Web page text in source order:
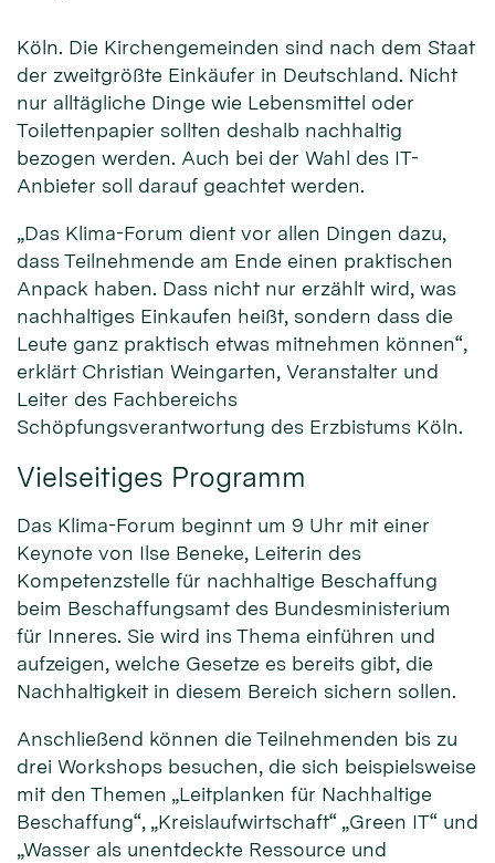
Köln. Die Kirchengemeinden sind nach dem Staat
der zweitgrößte Einkäufer in Deutschland. Nicht
nur alltägliche Dinge wie Lebensmittel oder
Toilettenpapier sollten deshalb nachhaltig
bezogen werden. Auch bei der Wahl des IT-
Anbieter soll darauf geachtet werden.
„Das Klima-Forum dient vor allen Dingen dazu,
dass Teilnehmende am Ende einen praktischen
Anpack haben. Dass nicht nur erzählt wird, was
nachhaltiges Einkaufen heißt, sondern dass die
Leute ganz praktisch etwas mitnehmen können“,
erklärt Christian Weingarten, Veranstalter und
Leiter des Fachbereichs
Schöpfungsverantwortung des Erzbistums Köln.
Vielseitiges Programm
Das Klima-Forum beginnt um 9 Uhr mit einer
Keynote von Ilse Beneke, Leiterin des
Kompetenzstelle für nachhaltige Beschaffung
beim Beschaffungsamt des Bundesministerium
für Inneres. Sie wird ins Thema einführen und
aufzeigen, welche Gesetze es bereits gibt, die
Nachhaltigkeit in diesem Bereich sichern sollen.
Anschließend können die Teilnehmenden bis zu
drei Workshops besuchen, die sich beispielsweise
mit den Themen „Leitplanken für Nachhaltige
Beschaffung“, „Kreislaufwirtschaft“ „Green IT“ und
„Wasser als unentdeckte Ressource und